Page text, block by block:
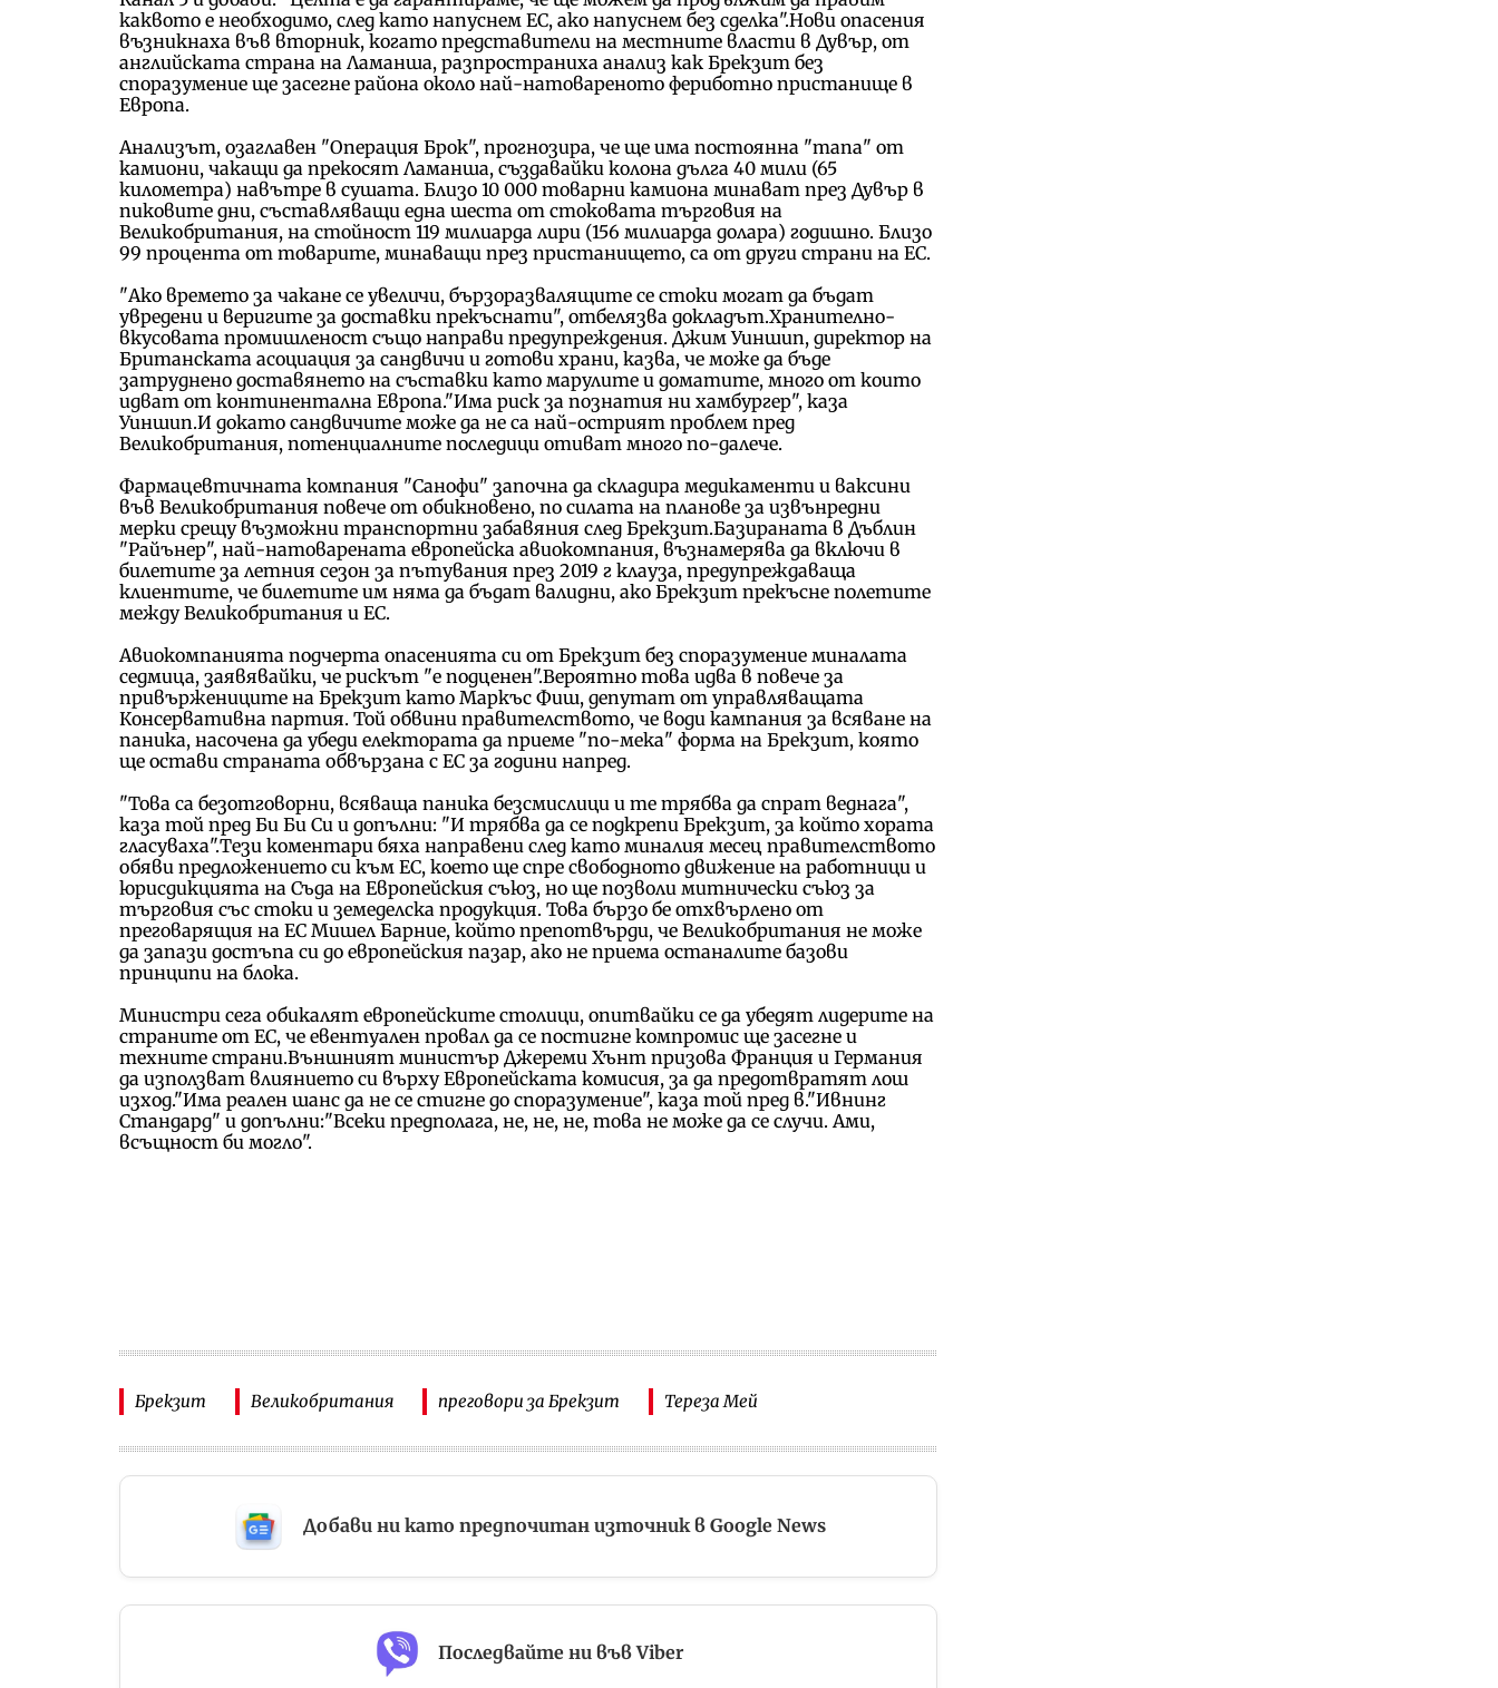
каквото е необходимо, след като напуснем ЕС, ако напуснем без сделка".Нови опасения
възникнаха във вторник, когато представители на местните власти в Дувър, от
английската страна на Ламанша, разпространиха анализ как Брекзит без
споразумение ще засегне района около най-натовареното фериботно пристанище в
Европа.
Анализът, озаглавен "Операция Брок", прогнозира, че ще има постоянна "тапа" от
камиони, чакащи да прекосят Ламанша, създавайки колона дълга 40 мили (65
километра) навътре в сушата. Близо 10 000 товарни камиона минават през Дувър в
пиковите дни, съставляващи една шеста от стоковата търговия на
Великобритания, на стойност 119 милиарда лири (156 милиарда долара) годишно. Близо
99 процента от товарите, минаващи през пристанището, са от други страни на ЕС.
"Ако времето за чакане се увеличи, бързоразвалящите се стоки могат да бъдат
увредени и веригите за доставки прекъснати", отбелязва докладът.Хранително-
вкусовата промишленост също направи предупреждения. Джим Уиншип, директор на
Британската асоциация за сандвичи и готови храни, казва, че може да бъде
затруднено доставянето на съставки като марулите и доматите, много от които
идват от континентална Европа."Има риск за познатия ни хамбургер", каза
Уиншип.И докато сандвичите може да не са най-острият проблем пред
Великобритания, потенциалните последици отиват много по-далече.
Фармацевтичната компания "Санофи" започна да складира медикаменти и ваксини
във Великобритания повече от обикновено, по силата на планове за извънредни
мерки срещу възможни транспортни забавяния след Брекзит.Базираната в Дъблин
"Райънер", най-натоварената европейска авиокомпания, възнамерява да включи в
билетите за летния сезон за пътувания през 2019 г клауза, предупреждаваща
клиентите, че билетите им няма да бъдат валидни, ако Брекзит прекъсне полетите
между Великобритания и ЕС.
Авиокомпанията подчерта опасенията си от Брекзит без споразумение миналата
седмица, заявявайки, че рискът "е подценен".Вероятно това идва в повече за
привържениците на Брекзит като Маркъс Фиш, депутат от управляващата
Консервативна партия. Той обвини правителството, че води кампания за всяване на
паника, насочена да убеди електората да приеме "по-мека" форма на Брекзит, която
ще остави страната обвързана с ЕС за години напред.
"Това са безотговорни, всяваща паника безсмислици и те трябва да спрат веднага",
каза той пред Би Би Си и допълни: "И трябва да се подкрепи Брекзит, за който хората
гласуваха".Тези коментари бяха направени след като миналия месец правителството
обяви предложението си към ЕС, което ще спре свободното движение на работници и
юрисдикцията на Съда на Европейския съюз, но ще позволи митнически съюз за
търговия със стоки и земеделска продукция. Това бързо бе отхвърлено от
преговарящия на ЕС Мишел Барние, който препотвърди, че Великобритания не може
да запази достъпа си до европейския пазар, ако не приема останалите базови
принципи на блока.
Министри сега обикалят европейските столици, опитвайки се да убедят лидерите на
страните от ЕС, че евентуален провал да се постигне компромис ще засегне и
техните страни.Външният министър Джереми Хънт призова Франция и Германия
да използват влиянието си върху Европейската комисия, за да предотвратят лош
изход."Има реален шанс да не се стигне до споразумение", каза той пред в."Ивнинг
Стандард" и допълни:"Всеки предполага, не, не, не, това не може да се случи. Ами,
всъщност би могло".
Брекзит Великобритания преговори за Брекзит Тереза Мей
Добави ни като предпочитан източник в Google News
Последвайте ни във Viber